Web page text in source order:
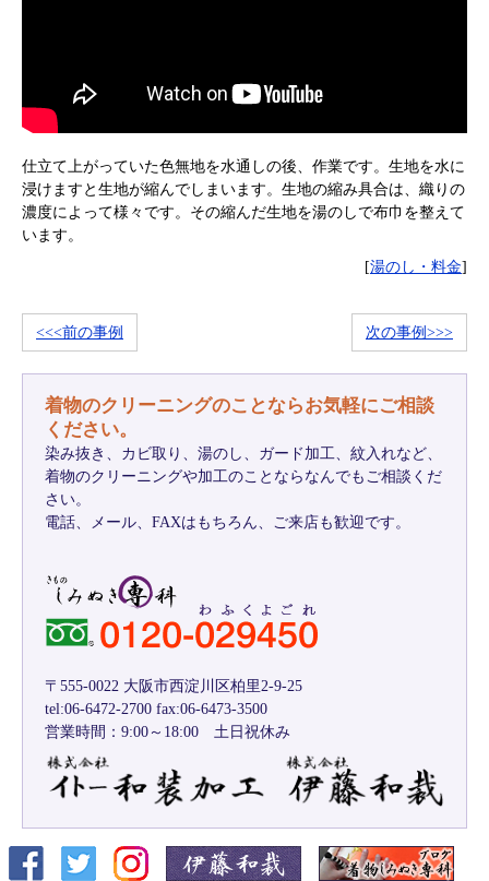
仕立て上がっていた色無地を水通しの後、作業です。生地を水に
浸けますと生地が縮んでしまいます。生地の縮み具合は、織りの
濃度によって様々です。その縮んだ生地を湯のしで布巾を整えて
います。
[湯のし・料金]
<<<前の事例 次の事例>>>
着物のクリーニングのことならお気軽にご相談
ください。
染み抜き、カビ取り、湯のし、ガード加工、紋入れなど、
着物のクリーニングや加工のことならなんでもご相談くだ
さい。
電話、メール、FAXはもちろん、ご来店も歓迎です。
〒555-0022 大阪市西淀川区柏里2-9-25
tel:06-6472-2700 fax:06-6473-3500
営業時間：9:00～18:00 土日祝休み